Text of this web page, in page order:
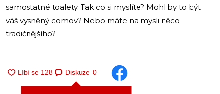
samostatné toalety. Tak co si myslíte? Mohl by to být
váš vysněný domov? Nebo máte na mysli něco
tradičnějšího?
Diskuze 0